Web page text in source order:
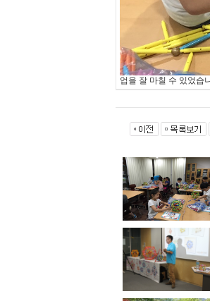
업을 잘 마칠 수 있었습